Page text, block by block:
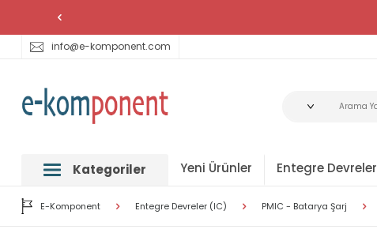
info@e-komponent.com
Kategoriler Yeni Ürünler Entegre Devreler
E-Komponent Entegre Devreler (IC) PMIC - Batarya Şarj